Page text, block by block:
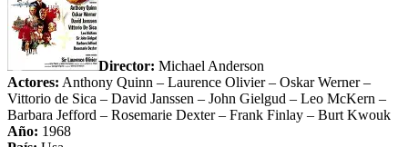
Director: Michael Anderson
Actores: Anthony Quinn – Laurence Olivier – Oskar Werner –
Vittorio de Sica – David Janssen – John Gielgud – Leo McKern –
Barbara Jefford – Rosemarie Dexter – Frank Finlay – Burt Kwouk
Año: 1968